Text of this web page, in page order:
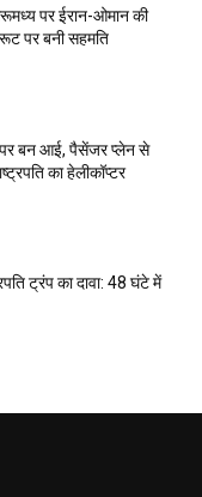
पर ईरान-ओमान की
रूट पर बनी सहमति
बन आई, पैसेंजर प्लेन से
का हेलीकॉप्टर
ट्रंप का दावा: 48 घंटे में